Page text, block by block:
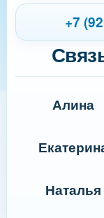
+7
Алина
Наталья